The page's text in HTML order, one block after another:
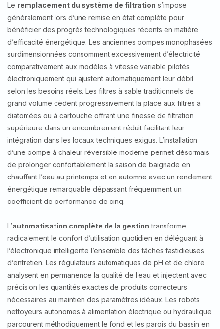
Le remplacement du système de filtration s’impose
généralement lors d’une remise en état complète pour
bénéficier des progrès technologiques récents en matière
d’efficacité énergétique. Les anciennes pompes monophasées
surdimensionnées consomment excessivement d’électricité
comparativement aux modèles à vitesse variable pilotés
électroniquement qui ajustent automatiquement leur débit
selon les besoins réels. Les filtres à sable traditionnels de
grand volume cèdent progressivement la place aux filtres à
diatomées ou à cartouche offrant une finesse de filtration
supérieure dans un encombrement réduit facilitant leur
intégration dans les locaux techniques exigus. L’installation
d’une pompe à chaleur réversible moderne permet désormais
de prolonger confortablement la saison de baignade en
chauffant l’eau au printemps et en automne avec un rendement
énergétique remarquable dépassant fréquemment un
coefficient de performance de cinq.
L’automatisation complète de la gestion transforme
radicalement le confort d’utilisation quotidien en déléguant à
l’électronique intelligente l’ensemble des tâches fastidieuses
d’entretien. Les régulateurs automatiques de pH et de chlore
analysent en permanence la qualité de l’eau et injectent avec
précision les quantités exactes de produits correcteurs
nécessaires au maintien des paramètres idéaux. Les robots
nettoyeurs autonomes à alimentation électrique ou hydraulique
parcourent méthodiquement le fond et les parois du bassin en